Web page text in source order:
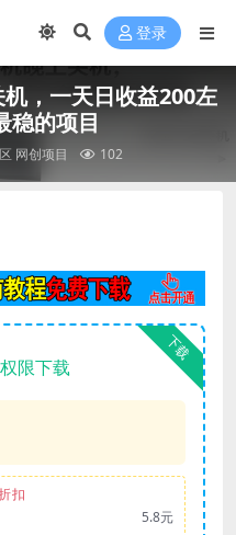
登录
，一天日收益200左
稳的项目
网创项目 102
下载
限下载
扣
5.8元